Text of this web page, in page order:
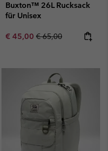
Buxton™ 26L Rucksack
für Unisex
Sale price:
€ 45,00 Regular price:
€ 65,00